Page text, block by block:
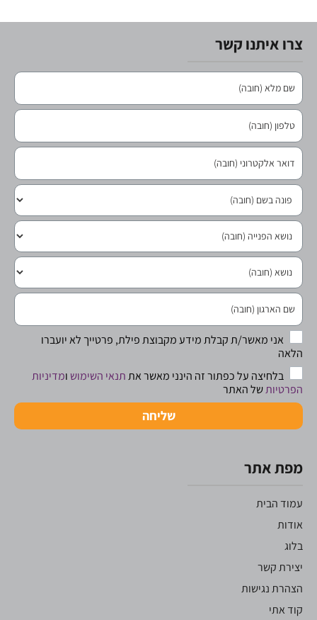
צרו איתנו קשר
אני מאשר/ת קבלת מידע מקבוצת פילת, פרטייך לא יועברו
הלאה
בלחיצה על כפתור זה הינני מאשר אתתנאי השימוש ומדיניות
הפרטיותשל האתר
שליחה
מפת אתר
עמוד הבית
אודות
בלוג
יצירת קשר
הצהרת נגישות
קוד אתי